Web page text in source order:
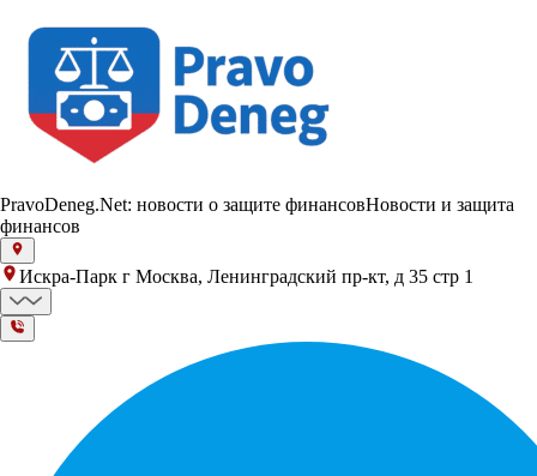
PravoDeneg.Net: новости о защите финансовНовости и защита
финансов
Искра-Парк г Москва, Ленинградский пр-кт, д 35 стр 1